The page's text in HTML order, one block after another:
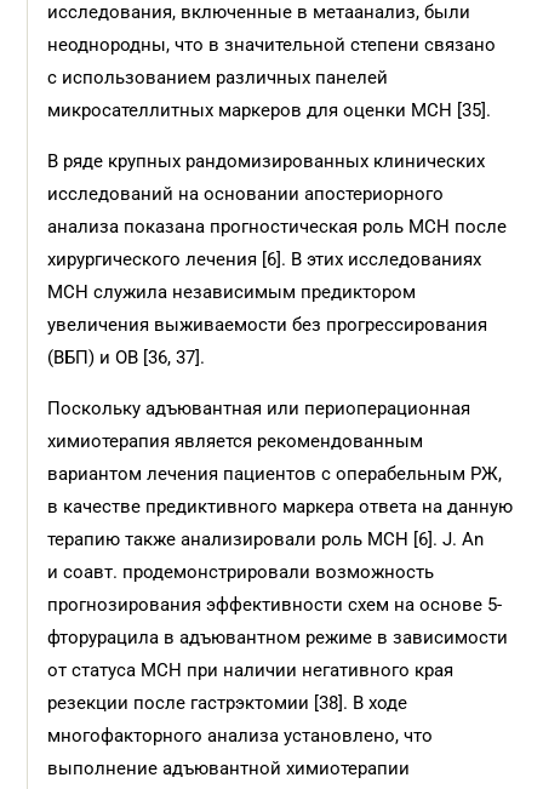
исследования, включенные в метаанализ, были
неоднородны, что в значительной степени связано
с использованием различных панелей
микросателлитных маркеров для оценки МСН [35].
В ряде крупных рандомизированных клинических
исследований на основании апостериорного
анализа показана прогностическая роль МСН после
хирургического лечения [6]. В этих исследованиях
МСН служила независимым предиктором
увеличения выживаемости без прогрессирования
(ВБП) и ОВ [36, 37].
Поскольку адъювантная или периоперационная
химиотерапия является рекомендованным
вариантом лечения пациентов с операбельным РЖ,
в качестве предиктивного маркера ответа на данную
терапию также анализировали роль МСН [6]. J. An
и соавт. продемонстрировали возможность
прогнозирования эффективности схем на основе 5-
фторурацила в адъювантном режиме в зависимости
от статуса МСН при наличии негативного края
резекции после гастрэктомии [38]. В ходе
многофакторного анализа установлено, что
выполнение адъювантной химиотерапии